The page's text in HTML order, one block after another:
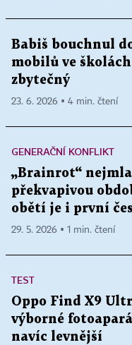
Babiš bouchnul
mobilů ve
zbytečný
23. 6. 2026 ▪ 4 min. čtení
GENERAČNÍ KONFLIKT
„Brainrot“
překvapivou
obětí je i první
29. 5. 2026 ▪ 1 min. čtení
TEST
Oppo Find X9
výborné
navíc levnější